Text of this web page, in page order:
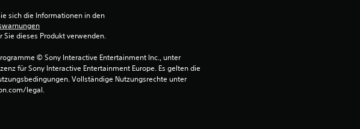
sich die Informationen in den
Sie dieses Produkt verwenden.
© Sony Interactive Entertainment Inc., unter
für Sony Interactive Entertainment Europe. Es gelten die
Vollständige Nutzungsrechte unter
legal.